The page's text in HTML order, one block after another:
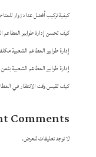
كيفية تركيب أفضل عداد زوار
كيف تحسن إدارة طوابير المطاعم الشعبية
إدارة طوابير المطاعم الشعبية مكلفة؟ تعرف
إدارة طوابير المطاعم الشعبية بثمن بخس! 3 أدوات مجانية
كيف تقيس وقت الانتظار في المطاعم؟ 5 خطوات بسيطة للحصول على
Comments
لا توجد تعليقات للعرض.